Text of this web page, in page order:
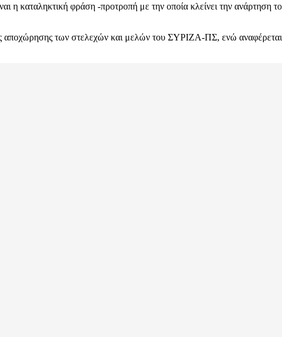
η καταληκτική φράση -προτροπή με την οποία κλείνει την ανάρτηση
αποχώρησης των στελεχών και μελών του ΣΥΡΙΖΑ-ΠΣ, ενώ